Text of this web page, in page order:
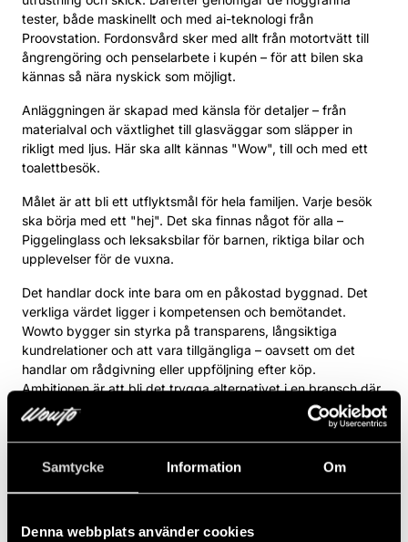
Samtycke Information Om
Denna webbplats använder cookies
tester, både maskinellt och med ai-teknologi från
Proovstation. Fordonsvård sker med allt från motortvätt till
ångrengöring och penselarbete i kupén – för att bilen ska
kännas så nära nyskick som möjligt.
Anläggningen är skapad med känsla för detaljer – från
materialval och växtlighet till glasväggar som släpper in
rikligt med ljus. Här ska allt kännas "Wow", till och med ett
toalettbesök.
Målet är att bli ett utflyktsmål för hela familjen. Varje besök
ska börja med ett "hej". Det ska finnas något för alla –
Piggelinglass och leksaksbilar för barnen, riktiga bilar och
upplevelser för de vuxna.
Det handlar dock inte bara om en påkostad byggnad. Det
verkliga värdet ligger i kompetensen och bemötandet.
Wowto bygger sin styrka på transparens, långsiktiga
kundrelationer och att vara tillgängliga – oavsett om det
handlar om rådgivning eller uppföljning efter köp.
Ambitionen är att bli det trygga alternativet i en bransch där
förtroende ofta brister.
Wowto har gått från att vara en utmanare till att nu ta nästa
steg – att omdefiniera hur ett bilköp ska kännas.